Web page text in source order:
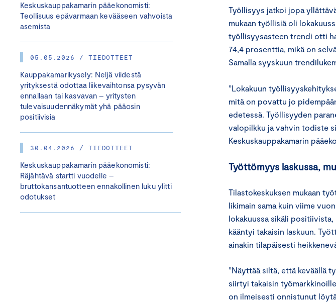
Keskuskauppakamarin pääekonomisti:
Teollisuus epävarmaan kevääseen vahvoista
asemista
05.05.2026 / TIEDOTTEET
Kauppakamarikysely: Neljä viidestä
yrityksestä odottaa liikevaihtonsa pysyvän
ennallaan tai kasvavan – yritysten
tulevaisuudennäkymät yhä pääosin
positiivisia
30.04.2026 / TIEDOTTEET
Keskuskauppakamarin pääekonomisti:
Räjähtävä startti vuodelle –
bruttokansantuotteen ennakollinen luku ylitti
odotukset
Työllisyys jatkoi jopa
mukaan työllisiä oli
työllisyysasteen trendi otti
74,4 prosenttia, mikä on
Samalla syyskuun
”Lokakuun
mitä on povattu jo
edetessä. Työllisyyden
valopilkku ja vahvin todiste
Keskuskauppakamarin
Työttömyys laskussa,
Tilastokeskuksen mukaan
likimain sama kuin viime
lokakuussa sikäli
kääntyi takaisin laskuun.
ainakin tilapäisesti
”Näyttää siltä, että keväällä
siirtyi takaisin
on ilmeisesti onnistunut